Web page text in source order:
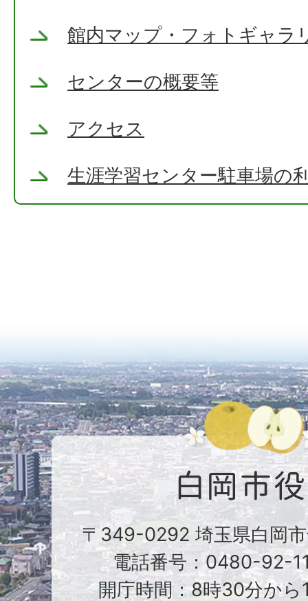
館内マップ・フォトギャラ
センターの概要等
アクセス
生涯学習センター駐車場の
〒349-0292 埼玉県白岡
電話番号：0480-92-
開庁時間：8時30分から